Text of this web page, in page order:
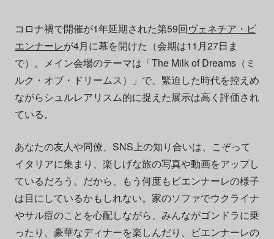
コロナ禍で開催が1年延期された第59回ヴェネチア・ビ
エンナーレが4月に幕を開けた（会期は11月27日ま
で）。メイン会場のテーマは「The Milk of Dreams（ミ
ルク・オブ・ドリームス）」で、緊迫した時代を控えめ
ながらシュルレアリスム的に捉えた展示は高く評価され
ている。
あなたの友人や同僚、SNS上の知り合いは、こぞって
イタリアに集まり、楽しげな旅の写真や動画をアップし
ているだろう。だから、もう何度もビエンナーレの様子
は目にしているかもしれない。家のソファでウクライナ
やサル痘のことを心配しながら、みんながゴンドラに乗
ったり、豪華なディナーを楽しんだり、ビエンナーレの